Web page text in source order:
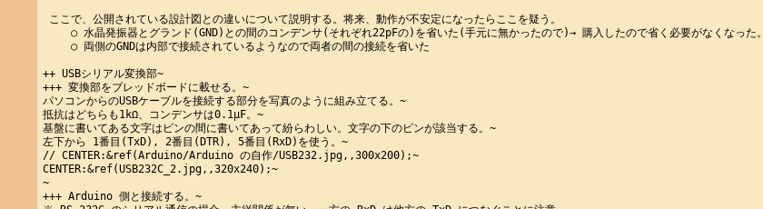
ここで、公開されている設計図との違いについて説明する。将来、動作が不安定になったらここを疑う。
○ 水晶発振器とグランド(GND)との間のコンデンサ(それぞれ22pFの)を省いた(手元に無かったので)→ 購入したので省く必要がなくなった。
○ 両側のGNDは内部で接続されているようなので両者の間の接続を省いた
++ USBシリアル変換部~
+++ 変換部をブレッドボードに載せる。~
パソコンからのUSBケーブルを接続する部分を写真のように組み立てる。~
抵抗はどちらも1kΩ、コンデンサは0.1μF。~
基盤に書いてある文字はピンの間に書いてあって紛らわしい。文字の下のピンが該当する。~
左下から 1番目(TxD), 2番目(DTR), 5番目(RxD)を使う。~
// CENTER:&ref(Arduino/Arduino の自作/USB232.jpg,,300x200);~
CENTER:&ref(USB232C_2.jpg,,320x240);~
~
+++ Arduino 側と接続する。~